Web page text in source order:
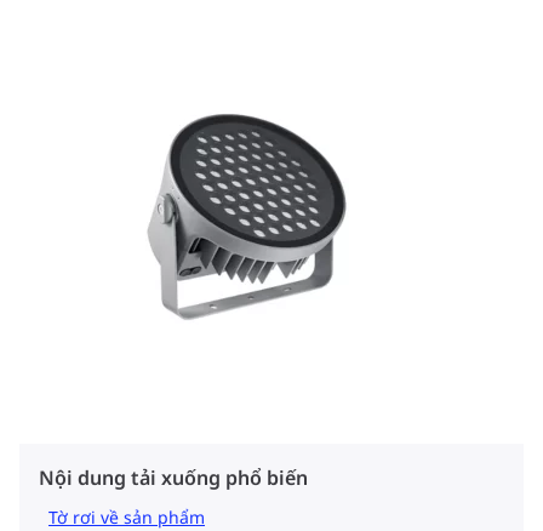
Nội dung tải xuống phổ biến
Tờ rơi về sản phẩm